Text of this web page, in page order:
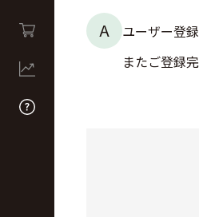
A
ユーザー登
またご登録